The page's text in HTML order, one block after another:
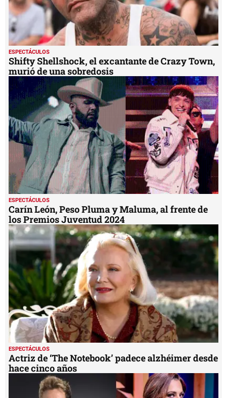
ESPECTÁCULOS
Shifty Shellshock, el excantante de Crazy Town,
murió de una sobredosis
ESPECTÁCULOS
Carín León, Peso Pluma y Maluma, al frente de
los Premios Juventud 2024
ESPECTÁCULOS
Actriz de ‘The Notebook’ padece alzhéimer desde
hace cinco años